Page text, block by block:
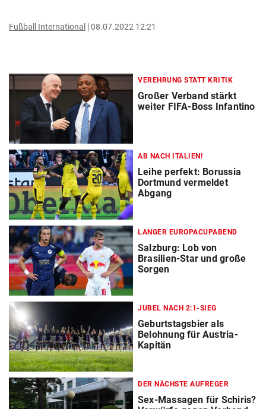
Fußball International 08.07.2022 12:21
VEREHRUNG STATT KRITIK
Großer Verband stärkt
weiter FIFA-Boss Infantino
AB NACH ITALIEN!
Leihe perfekt: Borussia
Dortmund vermeldet
Abgang
LANGER EUROPACUPABEND
Salzburg: Lob von
Brasilien-Star und große
Sorgen
JUBEL NACH 2:1-SIEG
Geburtstagsbier als
Belohnung für Austria-
Kapitän
DER NÄCHSTE AUFREGER
Sex-Massagen für Schiris?